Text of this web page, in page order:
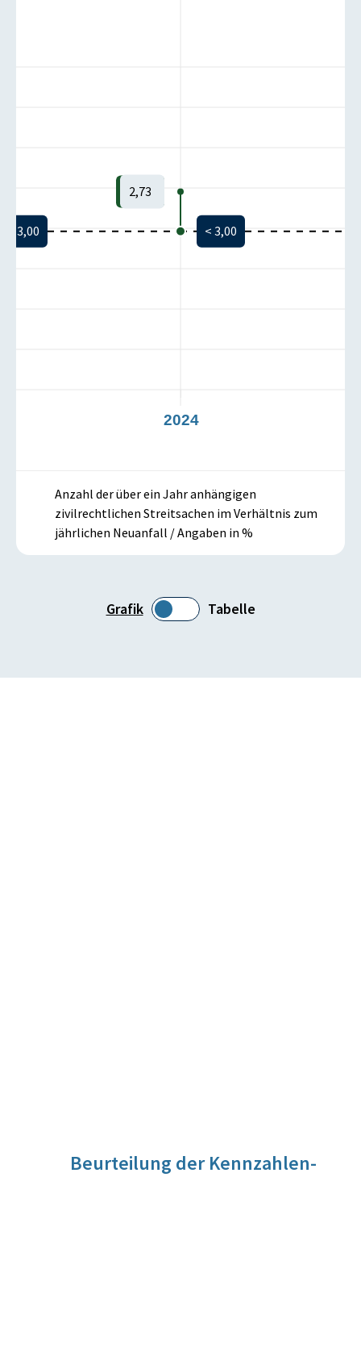
Grafik Tabelle
2024
< 3,00
2,73
< 3,00
Anzahl der über ein Jahr anhängigen
zivilrechtlichen Streitsachen im Verhältnis zum
jährlichen Neuanfall / Angaben in %
Beurteilung der Kennzahlen-